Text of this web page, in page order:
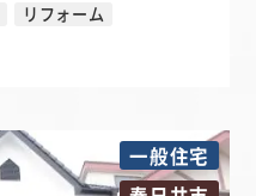
リフォーム
一般住宅